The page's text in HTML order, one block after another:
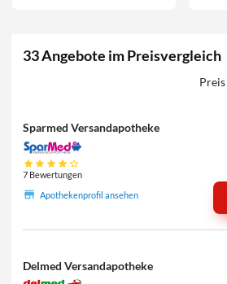
33 Angebote im Preisvergleich
Sparmed Versandapotheke
7 Bewertungen
Apothekenprofil ansehen
Delmed Versandapotheke